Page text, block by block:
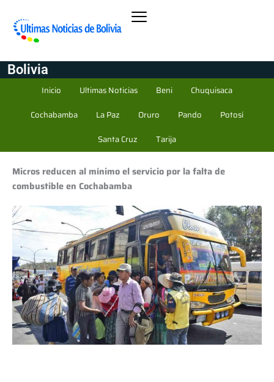
Bolivia
Inicio Ultimas Noticias Beni
Chuquisaca
Cochabamba
La Paz Oruro Pando
Potosí
Santa Cruz
Tarija
Micros reducen al mínimo el servicio por la falta de
combustible en Cochabamba